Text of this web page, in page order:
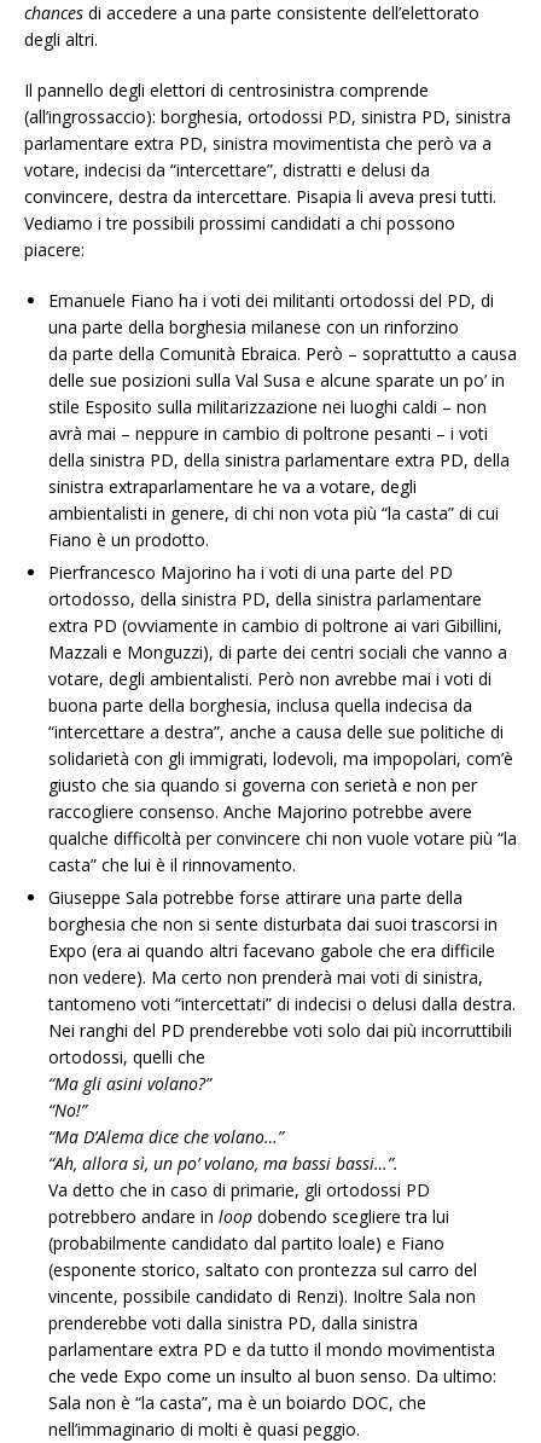
chances di accedere a una parte consistente dell’elettorato
degli altri.
Il pannello degli elettori di centrosinistra comprende
(all’ingrossaccio): borghesia, ortodossi PD, sinistra PD, sinistra
parlamentare extra PD, sinistra movimentista che però va a
votare, indecisi da “intercettare”, distratti e delusi da
convincere, destra da intercettare. Pisapia li aveva presi tutti.
Vediamo i tre possibili prossimi candidati a chi possono
piacere:
Emanuele Fiano ha i voti dei militanti ortodossi del PD, di
una parte della borghesia milanese con un rinforzino
da parte della Comunità Ebraica. Però – soprattutto a causa
delle sue posizioni sulla Val Susa e alcune sparate un po’ in
stile Esposito sulla militarizzazione nei luoghi caldi – non
avrà mai – neppure in cambio di poltrone pesanti – i voti
della sinistra PD, della sinistra parlamentare extra PD, della
sinistra extraparlamentare he va a votare, degli
ambientalisti in genere, di chi non vota più “la casta” di cui
Fiano è un prodotto.
Pierfrancesco Majorino ha i voti di una parte del PD
ortodosso, della sinistra PD, della sinistra parlamentare
extra PD (ovviamente in cambio di poltrone ai vari Gibillini,
Mazzali e Monguzzi), di parte dei centri sociali che vanno a
votare, degli ambientalisti. Però non avrebbe mai i voti di
buona parte della borghesia, inclusa quella indecisa da
“intercettare a destra”, anche a causa delle sue politiche di
solidarietà con gli immigrati, lodevoli, ma impopolari, com’è
giusto che sia quando si governa con serietà e non per
raccogliere consenso. Anche Majorino potrebbe avere
qualche difficoltà per convincere chi non vuole votare più “la
casta” che lui è il rinnovamento.
Giuseppe Sala potrebbe forse attirare una parte della
borghesia che non si sente disturbata dai suoi trascorsi in
Expo (era ai quando altri facevano gabole che era difficile
non vedere). Ma certo non prenderà mai voti di sinistra,
tantomeno voti “intercettati” di indecisi o delusi dalla destra.
Nei ranghi del PD prenderebbe voti solo dai più incorruttibili
ortodossi, quelli che
“Ma gli asini volano?”
“No!”
“Ma D’Alema dice che volano…”
“Ah, allora sì, un po’ volano, ma bassi bassi…”.
Va detto che in caso di primarie, gli ortodossi PD
potrebbero andare in loop dobendo scegliere tra lui
(probabilmente candidato dal partito loale) e Fiano
(esponente storico, saltato con prontezza sul carro del
vincente, possibile candidato di Renzi). Inoltre Sala non
prenderebbe voti dalla sinistra PD, dalla sinistra
parlamentare extra PD e da tutto il mondo movimentista
che vede Expo come un insulto al buon senso. Da ultimo:
Sala non è “la casta”, ma è un boiardo DOC, che
nell’immaginario di molti è quasi peggio.